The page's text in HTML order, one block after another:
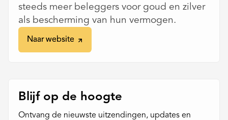
steeds meer beleggers voor goud en zilver
als bescherming van hun vermogen.
Naar website
Naar website
Blijf op de hoogte
Ontvang de nieuwste uitzendingen, updates en